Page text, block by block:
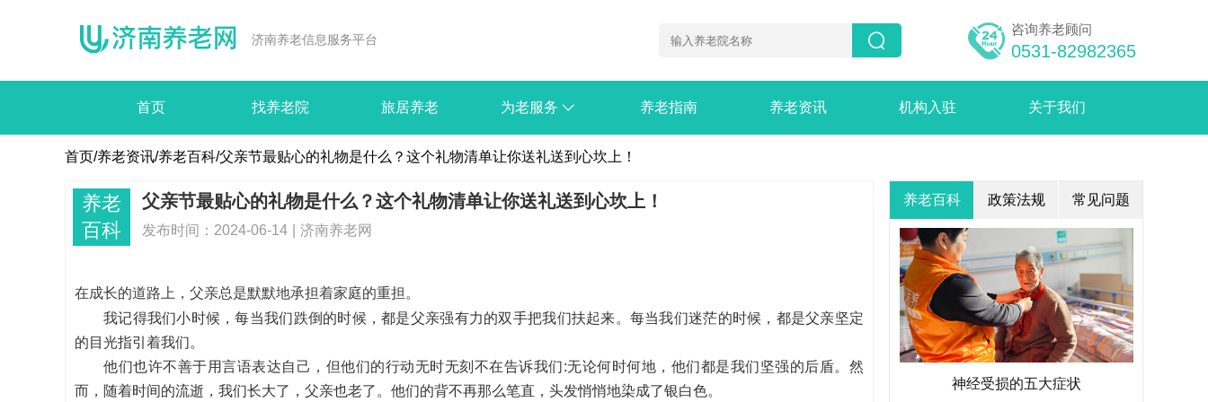
济南养老信息服务平台   咨询养老顾问
0531-82982365
首页 找养老院 旅居养老 为老服务  养老指南 养老资讯 机构入驻 关于我们
首页/养老资讯/养老百科/父亲节最贴心的礼物是什么？这个礼物清单让你送礼送到心坎上！
养老
百科
父亲节最贴心的礼物是什么？这个礼物清单让你送礼送到心坎上！
发布时间：2024-06-14 济南养老网
在成长的道路上，父亲总是默默地承担着家庭的重担。
我记得我们小时候，每当我们跌倒的时候，都是父亲强有力的双手把我们扶起来。每当我们迷茫的时候，都是父亲坚定
的目光指引着我们。
他们也许不善于用言语表达自己，但他们的行动无时无刻不在告诉我们:无论何时何地，他们都是我们坚强的后盾。然
而，随着时间的流逝，我们长大了，父亲也老了。他们的背不再那么笔直，头发悄悄地染成了银白色。
养老百科 政策法规 常见问题
神经受损的五大症状